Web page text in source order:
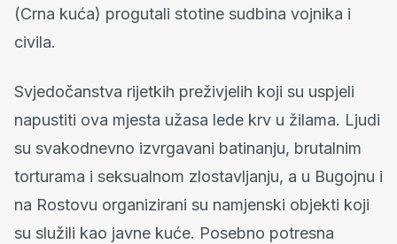
(Crna kuća) progutali stotine sudbina vojnika i
civila.
Svjedočanstva rijetkih preživjelih koji su uspjeli
napustiti ova mjesta užasa lede krv u žilama. Ljudi
su svakodnevno izvrgavani batinanju, brutalnim
torturama i seksualnom zlostavljanju, a u Bugojnu i
na Rostovu organizirani su namjenski objekti koji
su služili kao javne kuće. Posebno potresna